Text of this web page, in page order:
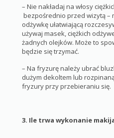
– Nie nakładaj na włosy
bezpośrednio przed wizytą –
odżywkę ułatwiającą
używaj masek, ciężkich
żadnych olejków. Może to
będzie się trzymać.
– Na fryzurę należy ubrać
dużym dekoltem lub
fryzury przy przebieraniu się.
3. Ile trwa wykonanie